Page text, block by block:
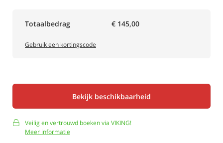
Totaalbedrag € 145,00
Gebruik een kortingscode
Bekijk beschikbaarheid
Veilig en vertrouwd boeken via VIKING!
Meer informatie